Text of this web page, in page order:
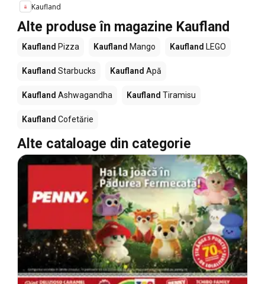
Kaufland
Alte produse în magazine Kaufland
Kaufland Pizza Kaufland Mango Kaufland LEGO
Kaufland Starbucks Kaufland Apă
Kaufland Ashwagandha Kaufland Tiramisu
Kaufland Cofetărie
Alte cataloage din categorie